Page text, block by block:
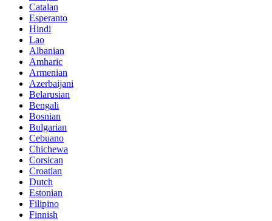
Catalan
Esperanto
Hindi
Lao
Albanian
Amharic
Armenian
Azerbaijani
Belarusian
Bengali
Bosnian
Bulgarian
Cebuano
Chichewa
Corsican
Croatian
Dutch
Estonian
Filipino
Finnish